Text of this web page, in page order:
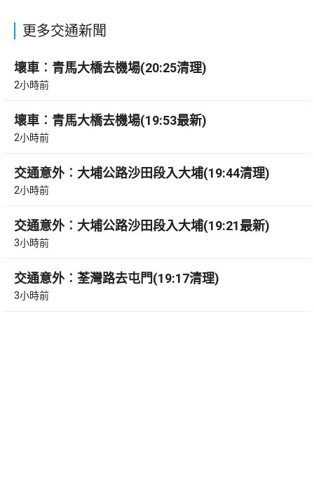
更多交通新聞
壞車︰青馬大橋去機場(20:25清理)
2小時前
壞車︰青馬大橋去機場(19:53最新)
2小時前
交通意外︰大埔公路沙田段入大埔(19:44清理)
2小時前
交通意外︰大埔公路沙田段入大埔(19:21最新)
3小時前
交通意外︰荃灣路去屯門(19:17清理)
3小時前